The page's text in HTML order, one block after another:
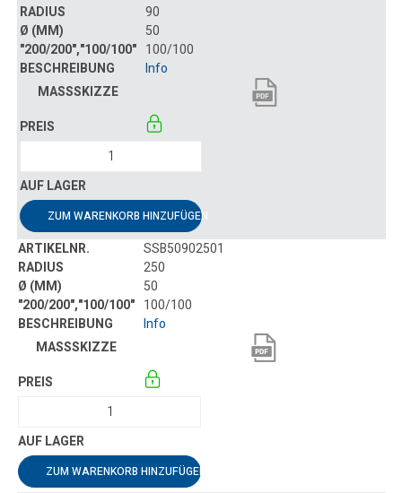
90
50
100/100
Info
ZUM WARENKORB HINZUFÜGEN
SSB50902501
250
50
100/100
Info
ZUM WARENKORB HINZUFÜGEN